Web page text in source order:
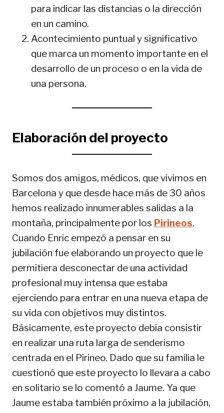
para indicar las distancias o la dirección
en un camino.
Acontecimiento puntual y significativo
que marca un momento importante en el
desarrollo de un proceso o en la vida de
una persona.
Elaboración del proyecto
Somos dos amigos, médicos, que vivimos en
Barcelona y que desde hace más de 30 años
hemos realizado innumerables salidas a la
montaña, principalmente por los Pirineos.
Cuando Enric empezó a pensar en su
jubilación fue elaborando un proyecto que le
permitiera desconectar de una actividad
profesional muy intensa que estaba
ejerciendo para entrar en una nueva etapa de
su vida con objetivos muy distintos.
Básicamente, este proyecto debía consistir
en realizar una ruta larga de senderismo
centrada en el Pirineo. Dado que su familia le
cuestionó que este proyecto lo llevara a cabo
en solitario se lo comentó a Jaume. Ya que
Jaume estaba también próximo a la jubilación,